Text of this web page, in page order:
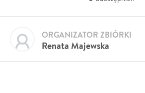
Renata Majewska
ORGANIZATOR ZBIÓRKI